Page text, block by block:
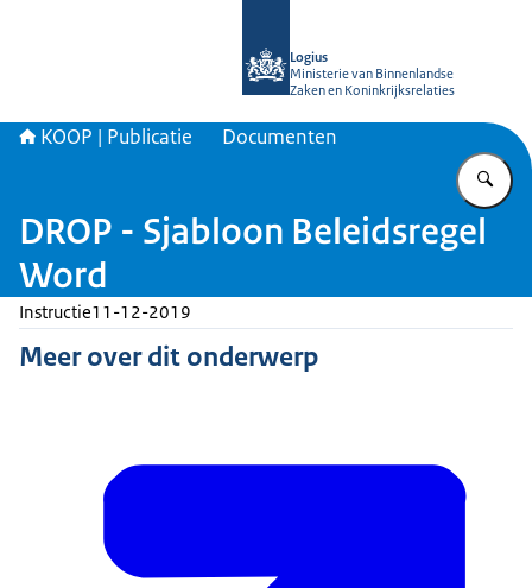
Logius
Ministerie van Binnenlandse
Zaken en Koninkrijksrelaties
KOOP | Publicatie Documenten
DROP - Sjabloon Beleidsregel
Word
Instructie11-12-2019
Meer over dit onderwerp